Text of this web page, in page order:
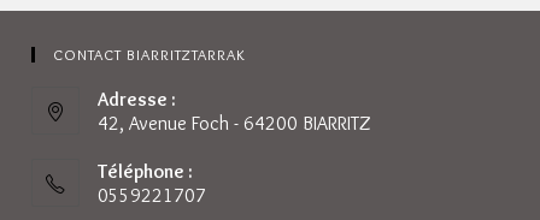
CONTACT BIARRITZTARRAK
Adresse :
42, Avenue Foch - 64200 BIARRITZ
Téléphone :
0559221707